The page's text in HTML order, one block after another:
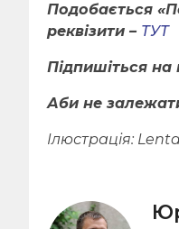
Подобається
реквізити – ТУТ
Підпишіться на
Аби не
Ілюстрація: